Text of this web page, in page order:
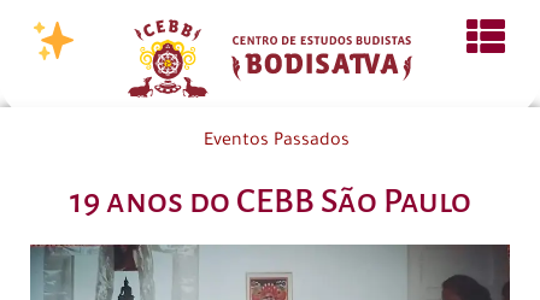
Eventos Passados
19 anos do CEBB São Paulo